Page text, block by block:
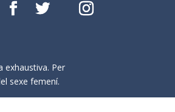
exhaustiva. Per
sexe femení.